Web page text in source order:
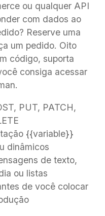
ou qualquer API
com dados ao
Reserve uma
um pedido. Oito
código, suporta
consiga acessar
PUT, PATCH,
{{variable}}
dinâmicos
de texto,
ou listas
de você colocar